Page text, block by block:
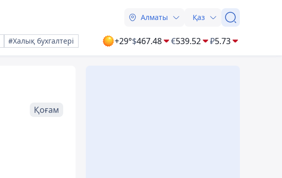
Алматы Қаз
#Халық бухгалтері +29°$467.48 €539.52 ₽5.73
Қоғам